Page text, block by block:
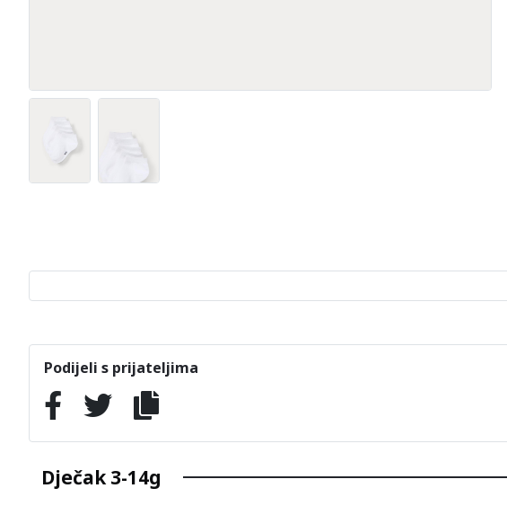
Podijeli s prijateljima
Dječak 3-14g